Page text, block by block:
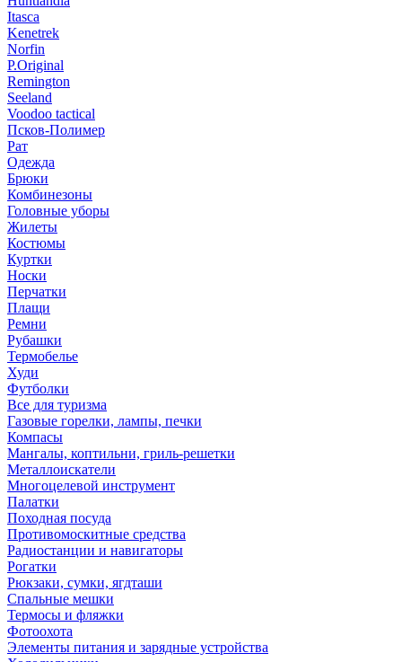
Itasca
Kenetrek
Norfin
P.Original
Remington
Seeland
Voodoo tactical
Псков-Полимер
Рат
Одежда
Брюки
Комбинезоны
Головные уборы
Жилеты
Костюмы
Куртки
Носки
Перчатки
Плащи
Ремни
Рубашки
Термобелье
Худи
Футболки
Все для туризма
Газовые горелки, лампы, печки
Компасы
Мангалы, коптильни, гриль-решетки
Металлоискатели
Многоцелевой инструмент
Палатки
Походная посуда
Противомоскитные средства
Радиостанции и навигаторы
Рогатки
Рюкзаки, сумки, ягдташи
Спальные мешки
Термосы и фляжки
Фотоохота
Элементы питания и зарядные устройства